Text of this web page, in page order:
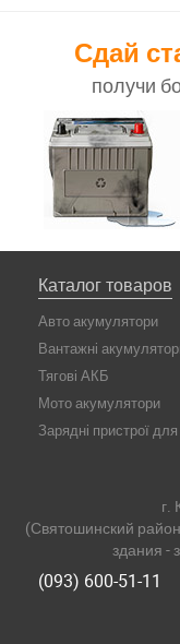
Сдай
получи
Каталог товаров
Авто акумулятори
Вантажні
Тягові АКБ
Мото акумулятори
Зарядні пристрої
г.
(Святошинский
здания -
(093) 600-51-11